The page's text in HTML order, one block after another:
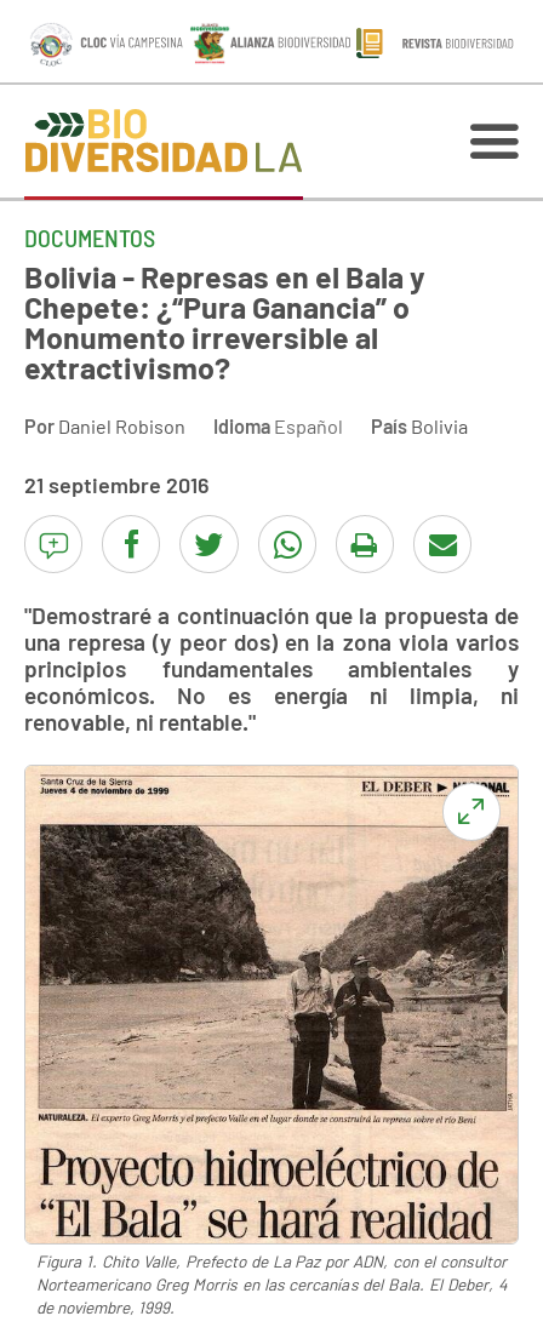
DOCUMENTOS
Bolivia - Represas en el Bala y
Chepete: ¿“Pura Ganancia” o
Monumento irreversible al
extractivismo?
Por Daniel Robison Idioma Español País Bolivia
21 septiembre 2016
"Demostraré a continuación que la propuesta de
una represa (y peor dos) en la zona viola varios
principios fundamentales ambientales y
económicos. No es energía ni limpia, ni
renovable, ni rentable."
Figura 1. Chito Valle, Prefecto de La Paz por ADN, con el consultor
Norteamericano Greg Morris en las cercanías del Bala. El Deber, 4
de noviembre, 1999.